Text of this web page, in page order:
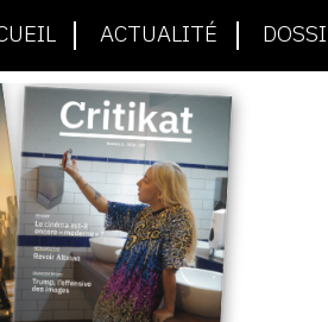
ACTUALITÉ